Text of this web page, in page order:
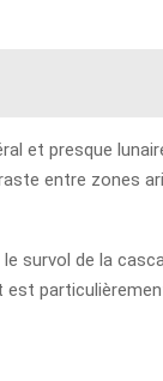
et presque
entre zones
survol de la